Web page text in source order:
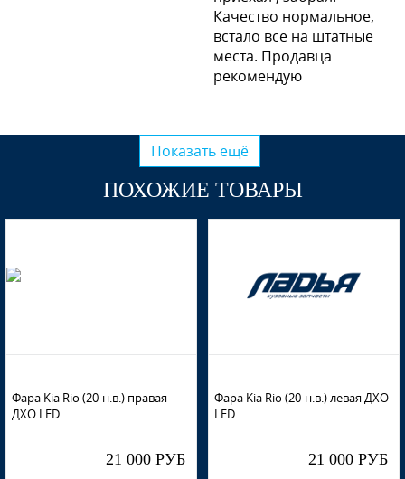
Качество нормальное,
встало все на штатные
места. Продавца
рекомендую
Показать ещё
ПОХОЖИЕ ТОВАРЫ
Фара Kia Rio (20-н.в.) правая
ДХО LED
21 000 РУБ
Фара Kia Rio (20-н.в.) левая ДХО
LED
21 000 РУБ